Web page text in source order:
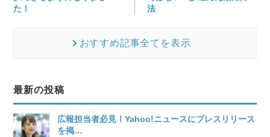
た！
法
おすすめ記事全てを表示
最新の投稿
広報担当者必見！Yahoo!ニュースにプレスリリース
を掲…